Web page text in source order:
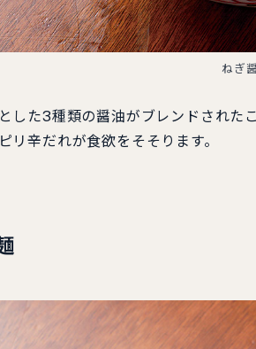
ねぎ
した3種類の醤油がブレンドされた
リ辛だれが食欲をそそります。